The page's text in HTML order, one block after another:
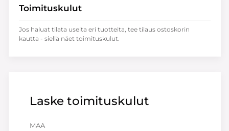
Laske toimituskulut
MAA
Toimituskulut
Jos haluat tilata useita eri tuotteita, tee tilaus ostoskorin
kautta - siellä näet toimituskulut.